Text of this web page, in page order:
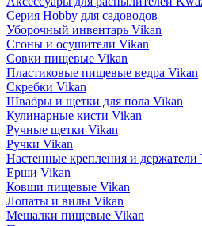
Серия Hobby для садоводов
Уборочный инвентарь Vikan
Сгоны и осушители Vikan
Совки пищевые Vikan
Пластиковые пищевые ведра Vikan
Скребки Vikan
Швабры и щетки для пола Vikan
Кулинарные кисти Vikan
Ручные щетки Vikan
Ручки Vikan
Настенные крепления и держатели
Ерши Vikan
Ковши пищевые Vikan
Лопаты и вилы Vikan
Мешалки пищевые Vikan